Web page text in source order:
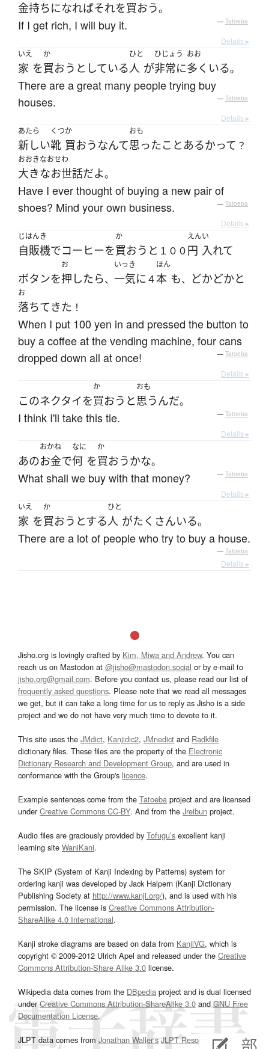
金持ちになればそれを買おう。
If I get rich, I will buy it. — Tatoeba
Details ▸
いえ
家 を
か
買おう としている
ひと
人 が
ひじょう
非常に
おお
多く いる。
There are a great many people trying buy
houses.
— Tatoeba
Details ▸
あたら
新しい
くつ
靴
か
買おうなんて
おも
思ったことあるかって ？
おおきなおせわ
大きなお世話だよ。
Have I ever thought of buying a new pair of
shoes? Mind your own business.
— Tatoeba
Details ▸
じはんき
自販機でコーヒーを
か
買おう と １００
えん
円
い
入れて
ボタンを
お
押したら、
いっき
一気に４
ほん
本 も、 どかどかと
お
落ちて きた ！
When I put 100 yen in and pressed the button to
buy a coffee at the vending machine, four cans
dropped down all at once!
— Tatoeba
Details ▸
このネクタイを
か
買おう と
おも
思うんだ。
I think I'll take this tie. — Tatoeba
Details ▸
あの
おかね
お金で
なに
何 を
か
買おうかな。
What shall we buy with that money? — Tatoeba
Details ▸
いえ
家 を
か
買おう とする
ひと
人 がたくさんいる。
There are a lot of people who try to buy a house.
— Tatoeba
Details ▸
Jisho.org is lovingly crafted by Kim, Miwa and Andrew. You can
reach us on Mastodon at @jisho@mastodon.social or by e-mail to
jisho.org@gmail.com. Before you contact us, please read our list of
frequently asked questions. Please note that we read all messages
we get, but it can take a long time for us to reply as Jisho is a side
project and we do not have very much time to devote to it.
This site uses the JMdict, Kanjidic2, JMnedict and Radkfile
dictionary files. These files are the property of the Electronic
Dictionary Research and Development Group, and are used in
conformance with the Group's licence.
Example sentences come from the Tatoeba project and are licensed
underCreative Commons CC-BY. And from the Jreibun project.
Audio files are graciously provided by Tofugu’s excellent kanji
learning site WaniKani.
The SKIP (System of Kanji Indexing by Patterns) system for
ordering kanji was developed by Jack Halpern (Kanji Dictionary
Publishing Society at http://www.kanji.org/), and is used with his
permission. The license is Creative Commons Attribution-
ShareAlike 4.0 International.
Kanji stroke diagrams are based on data from KanjiVG, which is
copyright © 2009-2012 Ulrich Apel and released under the Creative
Commons Attribution-Share Alike 3.0 license.
Wikipedia data comes from the DBpedia project and is dual licensed
underCreative Commons Attribution-ShareAlike 3.0and GNU Free
Documentation License.
JLPT data comes from Jonathan Waller‘s JLPT Resourcespage.